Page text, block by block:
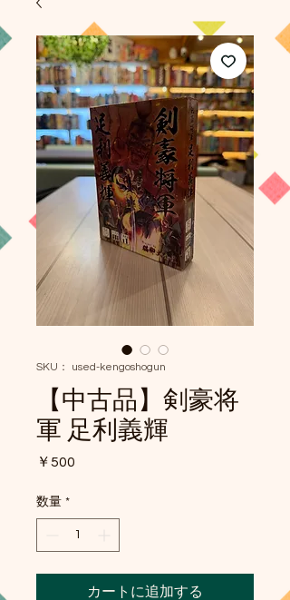
SKU： used-kengoshogun
【中古品】剣豪将
軍 足利義輝
￥500
数量 *
カートに追加する